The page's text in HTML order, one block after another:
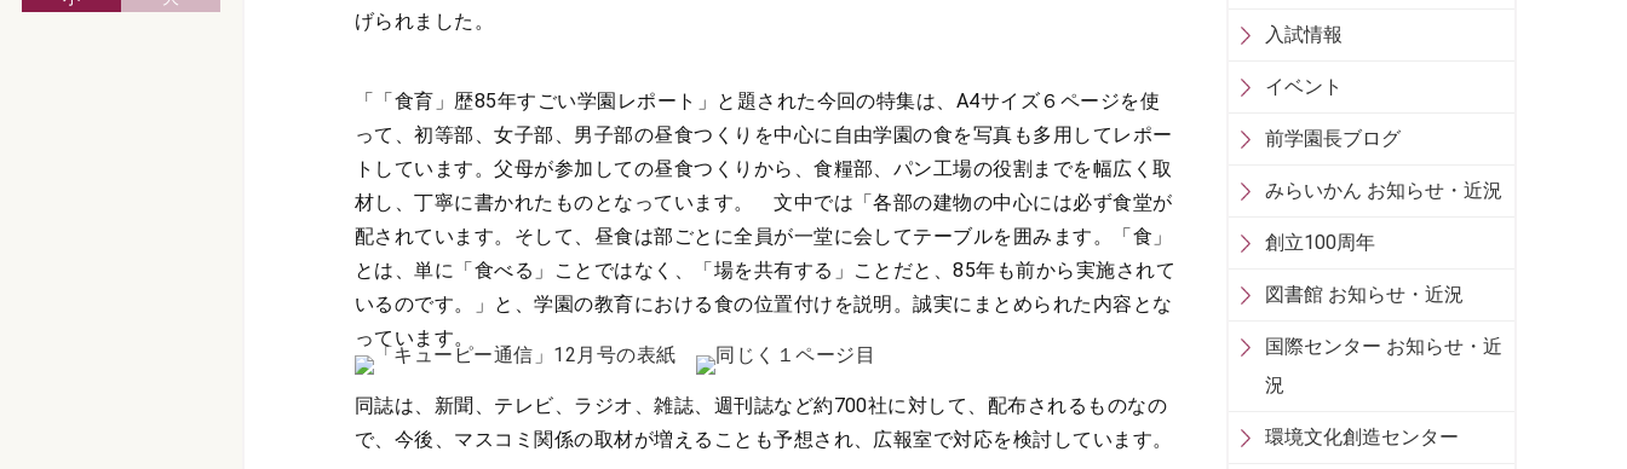
げられました。
「「食育」歴85年すごい学園レポート」と題された今回の特集は、A4サイズ６ページを使
って、初等部、女子部、男子部の昼食つくりを中心に自由学園の食を写真も多用してレポー
トしています。父母が参加しての昼食つくりから、食糧部、パン工場の役割までを幅広く取
材し、丁寧に書かれたものとなっています。 文中では「各部の建物の中心には必ず食堂が
配されています。そして、昼食は部ごとに全員が一堂に会してテーブルを囲みます。「食」
とは、単に「食べる」ことではなく、「場を共有する」ことだと、85年も前から実施されて
いるのです。」と、学園の教育における食の位置付けを説明。誠実にまとめられた内容とな
っています。
同誌は、新聞、テレビ、ラジオ、雑誌、週刊誌など約700社に対して、配布されるものなの
で、今後、マスコミ関係の取材が増えることも予想され、広報室で対応を検討しています。
入試情報
イベント
前学園長ブログ
みらいかん お知らせ・近況
創立100周年
図書館 お知らせ・近況
国際センター お知らせ・近
況
環境文化創造センター